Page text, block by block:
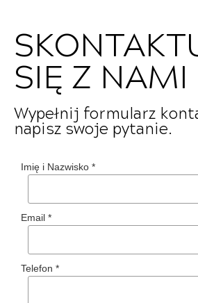
SIĘ Z NAMI
Wypełnij formularz
napisz swoje pytanie.
Imię i Nazwisko *
Email *
Telefon *